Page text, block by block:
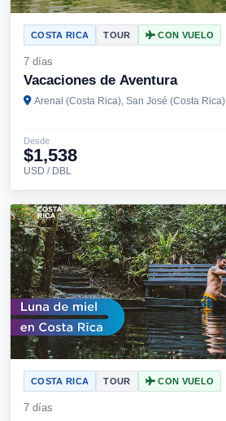
COSTA RICA TOUR CON VUELO
7 días
Vacaciones de Aventura
Arenal (Costa Rica), San José (Costa Rica)
Desde
$1,538
USD / DBL
COSTA RICA TOUR CON VUELO
7 días